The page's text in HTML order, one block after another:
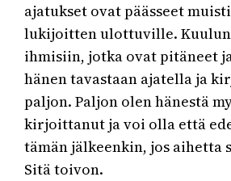
ajatukset ovat päässeet
lukijoitten ulottuville.
ihmisiin, jotka ovat pitäneet
hänen tavastaan ajatella ja
paljon. Paljon olen hänestä
kirjoittanut ja voi olla että
tämän jälkeenkin, jos aihetta
Sitä toivon.